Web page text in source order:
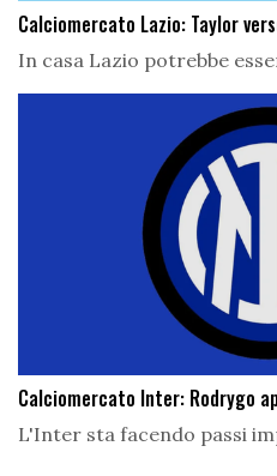
Calciomercato Lazio: Taylor
In casa Lazio potrebbe
Calciomercato Inter: Rodrygo
L'Inter sta facendo passi